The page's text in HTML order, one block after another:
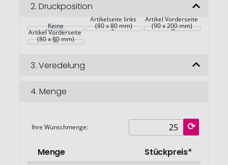
2. Druckposition
Keine
Artikelseite links
(80 x 80 mm)
Artikel Vorderseite
(90 x 200 mm)
Artikel Vorderseite
(80 x 80 mm)
3. Veredelung
4. Menge
Ihre Wunschmenge:
Menge
Stückpreis*